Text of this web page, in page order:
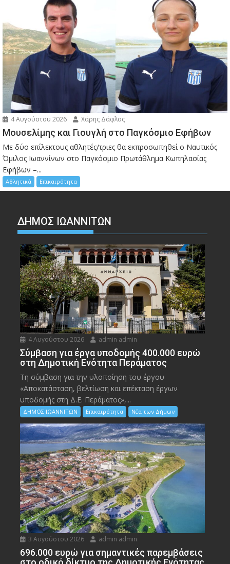
4 Αυγούστου 2026 Χάρης Δάφλος
Μουσελίμης και Γιουγλή στο Παγκόσμιο Εφήβων
Mε δύο επίλεκτους αθλητές/τριες θα εκπροσωπηθεί ο Ναυτικός
Όμιλος Ιωαννίνων στο Παγκόσμιο Πρωτάθλημα Κωπηλασίας
Εφήβων –...
Αθλητικά Επικαιρότητα
ΔΗΜΟΣ ΙΩΑΝΝΙΤΩΝ
4 Αυγούστου 2026 admin admin
Σύμβαση για έργα υποδομής 400.000 ευρώ
στη Δημοτική Ενότητα Περάματος
Τη σύμβαση για την υλοποίηση του έργου
«Αποκατάσταση, βελτίωση και επέκταση έργων
υποδομής στη Δ.Ε. Περάματος»,...
ΔΗΜΟΣ ΙΩΑΝΝΙΤΩΝ Επικαιρότητα Νέα των Δήμων
3 Αυγούστου 2026 admin admin
696.000 ευρώ για σημαντικές παρεμβάσεις